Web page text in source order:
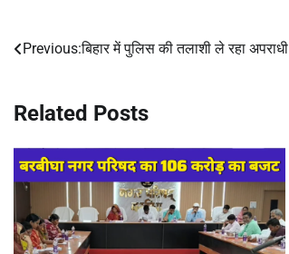
Post
Previous:बिहार में पुलिस की तलाशी ले रहा अपराधी
Related Posts